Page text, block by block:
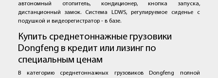
автономный отопитель, кондиционер, кнопка запуска,
дистанционный замок. Система LDWS, регулируемое сиденье с
подушкой и видеорегистратор - в базе.
Купить среднетоннажные грузовики
Dongfeng в кредит или лизинг по
специальным ценам
В категорию среднетоннажных грузовиков Dongfeng полной